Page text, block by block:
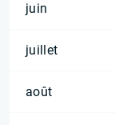
juin
juillet
août